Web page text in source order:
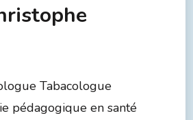
Tabacologue
pédagogique en santé